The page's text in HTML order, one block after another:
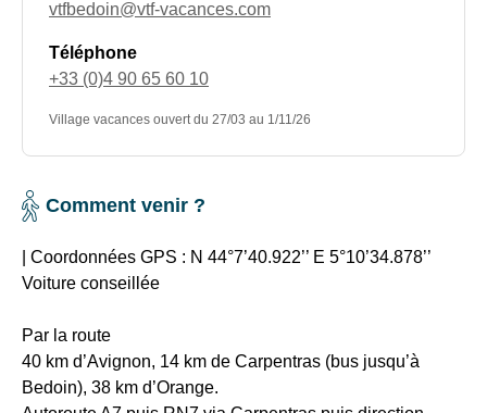
RECHERCHER
Une destination, un
gonflable
2
parcours
dans
(20
en
autonomie
carte)
Le
village
déjeuner
Une
remise
sur
séjour
jours
=>
Je
vtfbedoin@vtf-vacances.com
Téléphone
+33 (0)4 90 65 60 10
Village vacances ouvert du 27/03 au 1/11/26
Comment venir ?
Coordonnées GPS : N 44°7’40.922’’ E 5°10’34.878’’
Voiture conseillée
Par la route
40 km d’Avignon, 14 km de Carpentras (bus jusqu’à
Bedoin), 38 km d’Orange.